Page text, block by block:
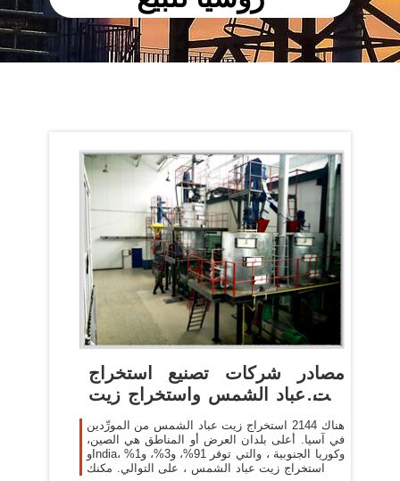
مصادر شركات تصنيع استخراج
زيت عباد الشمس واستخراج زيت
عباد
هناك 2144 استخراج زيت عباد الشمس من المورِّدين
في آسيا. أعلى بلدان العرض أو المناطق هي الصين،
وIndia، وكوريا الجنوبية ، والتي توفر 91%، و3%، و1%
من استخراج زيت عباد الشمس ، على التوالي. مكنك